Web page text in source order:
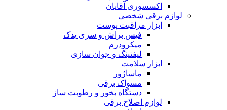
اکسسوری آقایان
لوازم برقی شخصی
ابزار مراقبت پوست
فیس براش و سری یدک
میکرودرم
لیفتینگ و جوان سازی
ابزار سلامت
ماساژور
مسواک برقی
دستگاه بخور و رطوبت ساز
لوازم اصلاح برقی